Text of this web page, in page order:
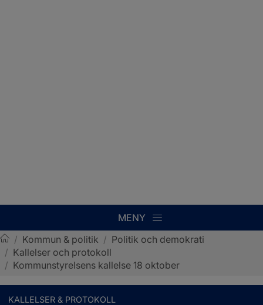
MENY
Sotenäs kommun
/ Kommun & politik / Politik och demokrati
/ Kallelser och protokoll
/ Kommunstyrelsens kallelse 18 oktober
KALLELSER & PROTOKOLL